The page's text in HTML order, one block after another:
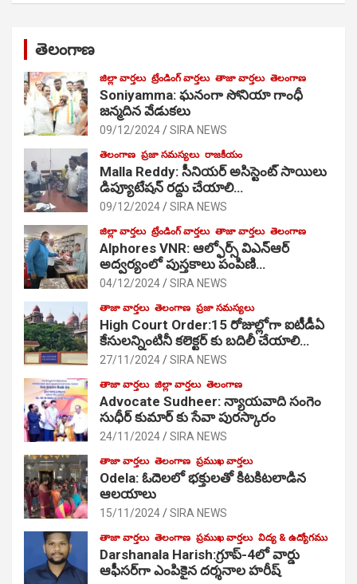
తెలంగాణ
జిల్లా వార్తలు ట్రేండింగ్ వార్తలు తాజా వార్తలు తెలంగాణ
Soniyamma: ఘ‌నంగా సోనియా గాంధీ
జ‌న్మ‌దిన వేడుక‌లు
09/12/2024 SIRA NEWS
తెలంగాణ ప్రజా సమస్యలు రాజకీయం
Malla Reddy: సీనియర్ అసిస్టెంట్ సాయిలు
డిప్యూటేషన్ రద్దు చేయాలి…
09/12/2024 SIRA NEWS
జిల్లా వార్తలు ట్రేండింగ్ వార్తలు తాజా వార్తలు తెలంగాణ
Alphores VNR: ఆల్ఫోర్స్ విఎన్ఆర్
అద్వర్యంలో పుస్తకాలు పంపిణి…
04/12/2024 SIRA NEWS
తాజా వార్తలు తెలంగాణ ప్రజా సమస్యలు
High Court Order:15 రోజుల్లోగా ఐటీడీఏ
కేసులన్నింటినీ కలెక్టర్ కు బదిలీ చేయాలి…
27/11/2024 SIRA NEWS
తాజా వార్తలు జిల్లా వార్తలు తెలంగాణ
Advocate Sudheer: న్యాయవాది సంగెం
సుధీర్ కుమార్ కు సేవా పురస్కారం
24/11/2024 SIRA NEWS
తాజా వార్తలు తెలంగాణ ప్రముఖ వార్తలు
Odela: ఓదెల‌లో భక్తులతో కిటకిటలాడిన
ఆల‌యాలు
15/11/2024 SIRA NEWS
తాజా వార్తలు తెలంగాణ ప్రముఖ వార్తలు విద్య & ఉద్యోగము
Darshanala Harish:గ్రూప్-4లో వార్డు
ఆఫీసర్‌గా ఎంపికైన దర్శనాల హరీష్